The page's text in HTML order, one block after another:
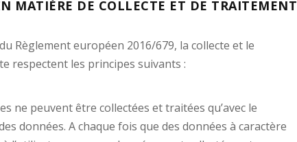
MATIÈRE DE COLLECTE ET DE TRAITEMENT
Règlement européen 2016/679, la collecte et le
respectent les principes suivants :
ne peuvent être collectées et traitées qu’avec le
données. A chaque fois que des données à caractère